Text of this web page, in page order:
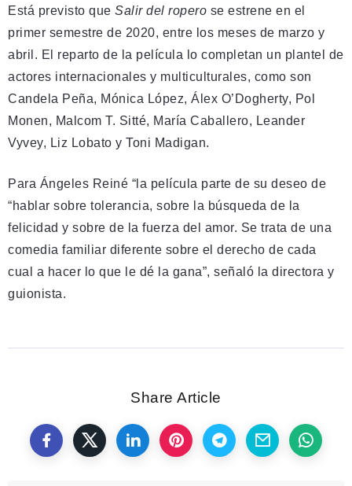
Está previsto que Salir del ropero se estrene en el
primer semestre de 2020, entre los meses de marzo y
abril. El reparto de la película lo completan un plantel de
actores internacionales y multiculturales, como son
Candela Peña, Mónica López, Álex O’Dogherty, Pol
Monen, Malcom T. Sitté, María Caballero, Leander
Vyvey, Liz Lobato y Toni Madigan.
Para Ángeles Reiné “la película parte de su deseo de
“hablar sobre tolerancia, sobre la búsqueda de la
felicidad y sobre de la fuerza del amor. Se trata de una
comedia familiar diferente sobre el derecho de cada
cual a hacer lo que le dé la gana”, señaló la directora y
guionista.
Share Article